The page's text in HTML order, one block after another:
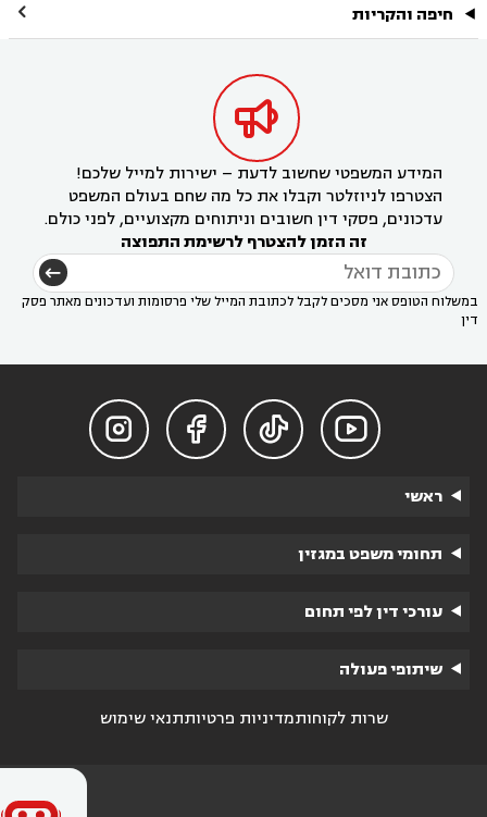
חיפה והקריות 

המידע המשפטי שחשוב לדעת – ישירות למייל שלכם!
הצטרפו לניוזלטר וקבלו את כל מה שחם בעולם המשפט
עדכונים, פסקי דין חשובים וניתוחים מקצועיים, לפני כולם.
זה הזמן להצטרף לרשימת התפוצה
במשלוח הטופס אני מסכים לקבל לכתובת המייל שלי פרסומות ועדכונים מאתר פסק
דין




ראשי
תחומי משפט במגזין
עורכי דין לפי תחום
שיתופי פעולה
שרות לקוחותמדיניות פרטיותתנאי שימוש